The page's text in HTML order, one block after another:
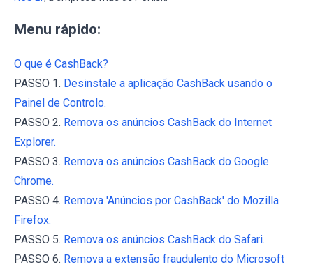
Menu rápido:
O que é CashBack?
PASSO 1. Desinstale a aplicação CashBack usando o
Painel de Controlo.
PASSO 2. Remova os anúncios CashBack do Internet
Explorer.
PASSO 3. Remova os anúncios CashBack do Google
Chrome.
PASSO 4. Remova 'Anúncios por CashBack' do Mozilla
Firefox.
PASSO 5. Remova os anúncios CashBack do Safari.
PASSO 6. Remova a extensão fraudulento do Microsoft